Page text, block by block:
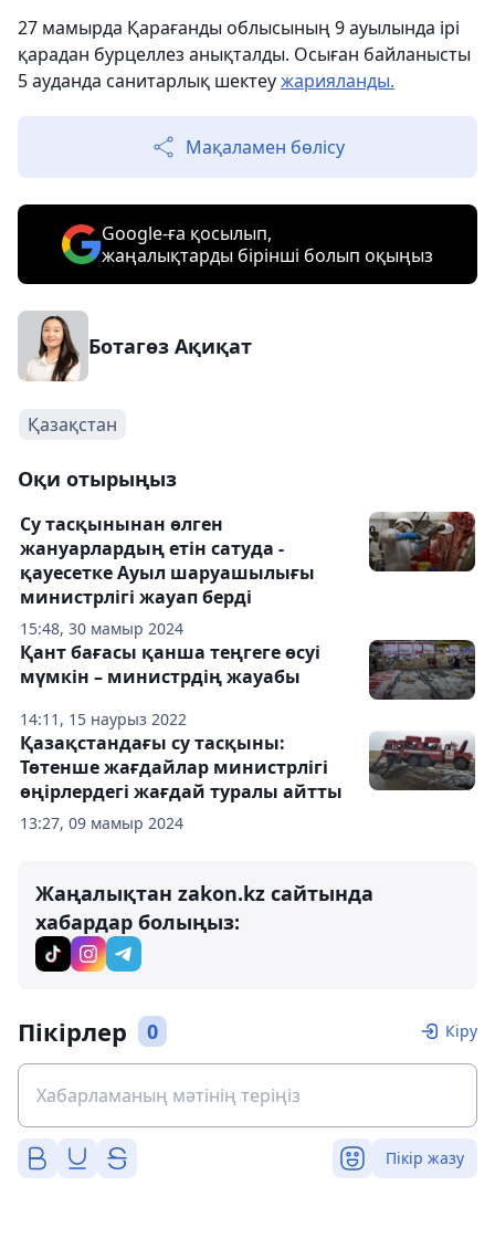
27 мамырда Қарағанды облысының 9 ауылында ірі
қарадан бурцеллез анықталды. Осыған байланысты
5 ауданда санитарлық шектеужарияланды.
Мақаламен бөлісу
Google-ға қосылып,
жаңалықтарды бірінші болып оқыңыз
Ботагөз Ақиқат
Қазақстан
Оқи отырыңыз
15:48, 30 мамыр 2024
Су тасқынынан өлген
жануарлардың етін сатуда -
қауесетке Ауыл шаруашылығы
министрлігі жауап берді
14:11, 15 наурыз 2022
Қант бағасы қанша теңгеге өсуі
мүмкін – министрдің жауабы
13:27, 09 мамыр 2024
Қазақстандағы су тасқыны:
Төтенше жағдайлар министрлігі
өңірлердегі жағдай туралы айтты
Жаңалықтан zakon.kz сайтында
хабардар болыңыз:
Пікірлер 0 Кіру
Пікір жазу